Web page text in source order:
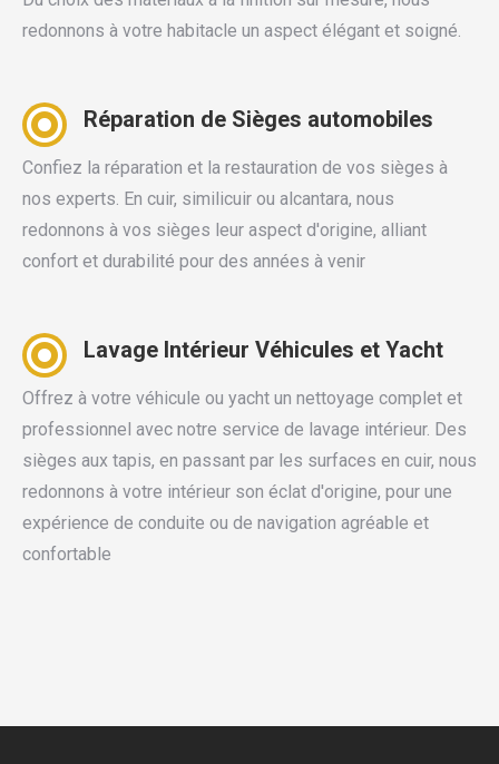
redonnons à votre habitacle un aspect élégant et soigné.
Réparation de Sièges automobiles
Confiez la réparation et la restauration de vos sièges à
nos experts. En cuir, similicuir ou alcantara, nous
redonnons à vos sièges leur aspect d'origine, alliant
confort et durabilité pour des années à venir
Lavage Intérieur Véhicules et Yacht
Offrez à votre véhicule ou yacht un nettoyage complet et
professionnel avec notre service de lavage intérieur. Des
sièges aux tapis, en passant par les surfaces en cuir, nous
redonnons à votre intérieur son éclat d'origine, pour une
expérience de conduite ou de navigation agréable et
confortable